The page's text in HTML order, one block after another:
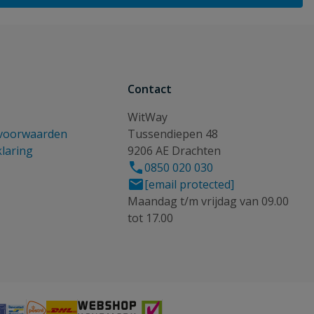
Contact
WitWay
Tussendiepen 48
9206 AE Drachten
0850 020 030
[email protected]
Maandag t/m vrijdag van 09.00
tot 17.00